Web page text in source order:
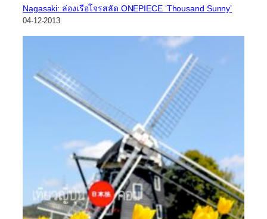
Nagasaki: ล่องเรือโจรสลัด ONEPIECE ‘Thousand Sunny’
04-12-2013